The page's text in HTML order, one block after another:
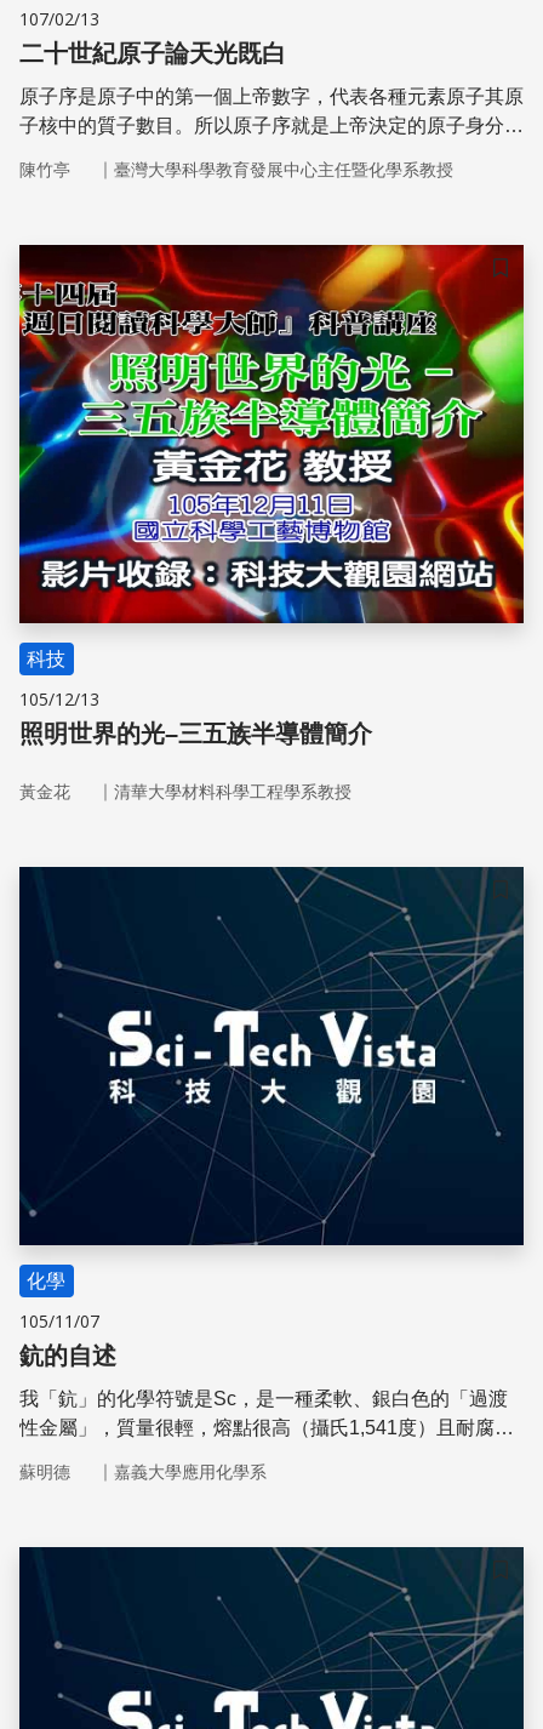
107/02/13
二十世紀原子論天光既白
原子序是原子中的第一個上帝數字，代表各種元素原子其原
子核中的質子數目。所以原子序就是上帝決定的原子身分證
陳竹亭 ｜ 臺灣大學科學教育發展中心主任暨化學系教授
儲存
科技
105/12/13
照明世界的光–三五族半導體簡介
黃金花 ｜ 清華大學材料科學工程學系教授
儲存
化學
105/11/07
鈧的自述
我「鈧」的化學符號是Sc，是一種柔軟、銀白色的「過渡
性金屬」，質量很輕，熔點很高（攝氏1,541度）且耐腐蝕
蘇明德 ｜ 嘉義大學應用化學系
儲存